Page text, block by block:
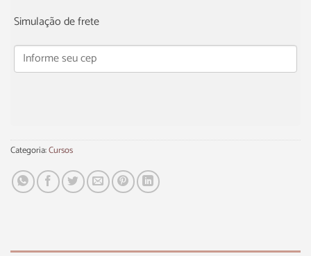
Simulação de frete
Categoria:Cursos